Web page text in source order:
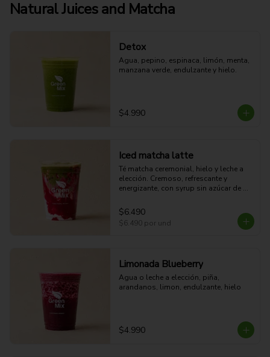
Natural Juices and Matcha
Detox
Agua, pepino, espinaca, limón, menta,
manzana verde, endulzante y hielo.
$4.990
Iced matcha latte
Té matcha ceremonial, hielo y leche a
elección. Cremoso, refrescante y
energizante, con syrup sin azúcar de
fruta real para un sabor único y natural.
$6.490
$6.490por und
Limonada Blueberry
Agua o leche a elección, piña,
arandanos, limon, endulzante, hielo
$4.990